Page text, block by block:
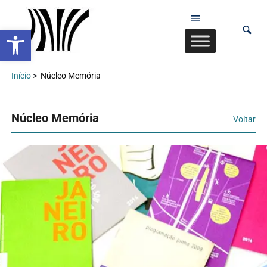
Abrir a barra de ferramentas
Início> Núcleo Memória
Núcleo Memória Voltar